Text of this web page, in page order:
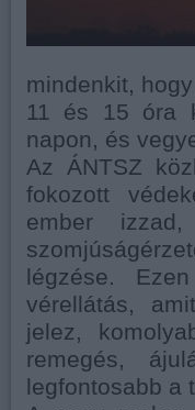
mindenkit,
11 és 15 óra
napon, és
Az ÁNTSZ
fokozott
ember
légzése.
vérellátás,
jelez,
remegés,
legfontosabb a